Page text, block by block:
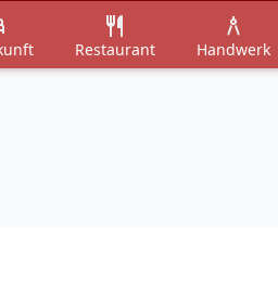
Restaurant Handwerk